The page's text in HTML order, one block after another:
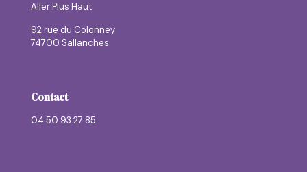
Aller Plus Haut
92 rue du Colonney
74700 Sallanches
Contact
04 50 93 27 85